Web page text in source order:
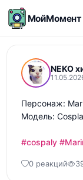
МойМомент
NEKO
Персонаж:
Модель:
#cospaly
0 реакций